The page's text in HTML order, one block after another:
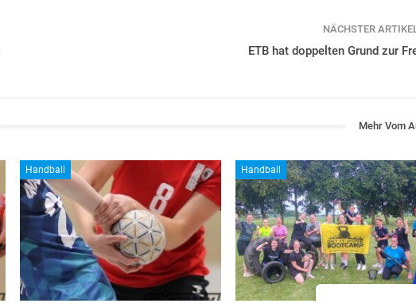
NÄCHSTER
ETB hat doppelten Grund zur
Mehr Vom
Handball Handball